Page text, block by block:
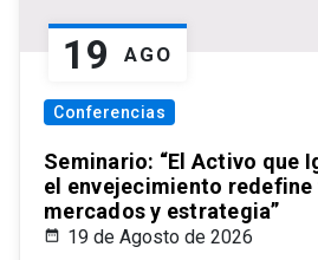
19 AGO
Conferencias
Seminario: “El Activo que
el envejecimiento
mercados y estrategia”
19 de Agosto de 2026